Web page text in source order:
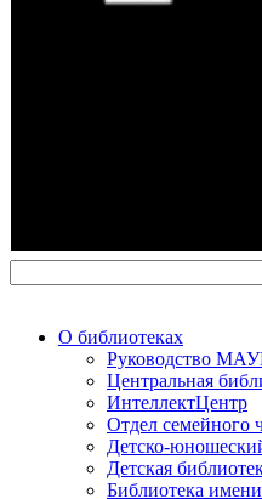
О библиотеках
Руководство
Центральная
ИнтеллектЦентр
Отдел семейного
Детско-
Детская
Библиотека